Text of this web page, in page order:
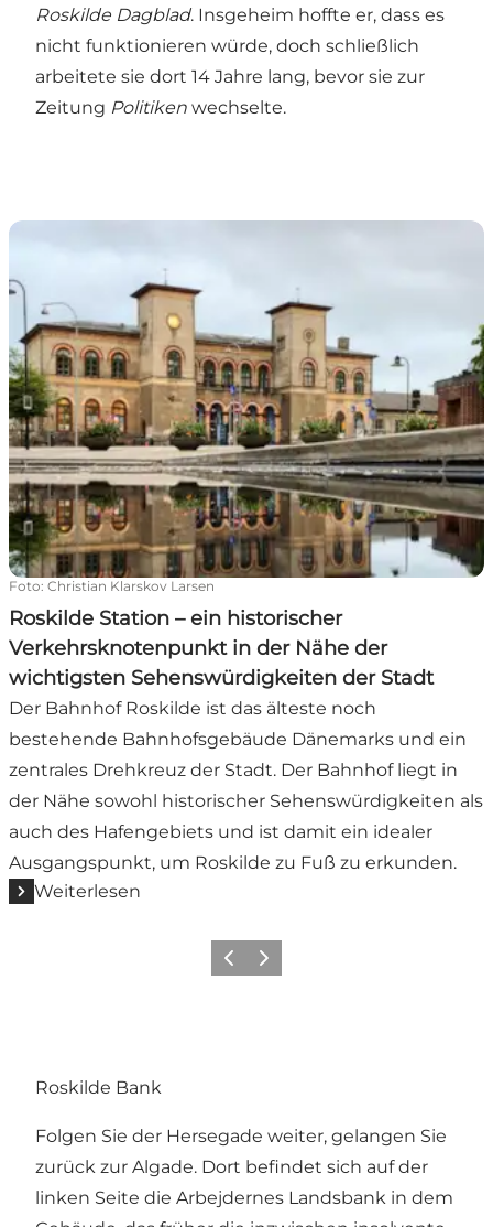
Roskilde Dagblad. Insgeheim hoffte er, dass es
nicht funktionieren würde, doch schließlich
arbeitete sie dort 14 Jahre lang, bevor sie zur
Zeitung Politiken wechselte.
Roskilde Station – ein historischer
Foto: Christian Klarskov Larsen
Roskilde Station – ein historischer
Verkehrsknotenpunkt in der Nähe der
wichtigsten Sehenswürdigkeiten der Stadt
Der Bahnhof Roskilde ist das älteste noch
bestehende Bahnhofsgebäude Dänemarks und ein
zentrales Drehkreuz der Stadt. Der Bahnhof liegt in
der Nähe sowohl historischer Sehenswürdigkeiten als
auch des Hafengebiets und ist damit ein idealer
Ausgangspunkt, um Roskilde zu Fuß zu erkunden.
Weiterlesen
Vorherige Folie
Nächste Folie
Roskilde Bank
Folgen Sie der Hersegade weiter, gelangen Sie
zurück zur Algade. Dort befindet sich auf der
linken Seite die Arbejdernes Landsbank in dem